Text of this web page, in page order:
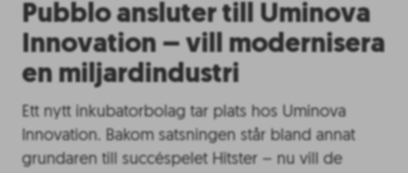
Pubblo ansluter till Uminova
Innovation – vill modernisera
en miljardindustri
Ett nytt inkubatorbolag tar plats hos Uminova
Innovation. Bakom satsningen står bland annat
grundaren till succéspelet Hitster – nu vill de